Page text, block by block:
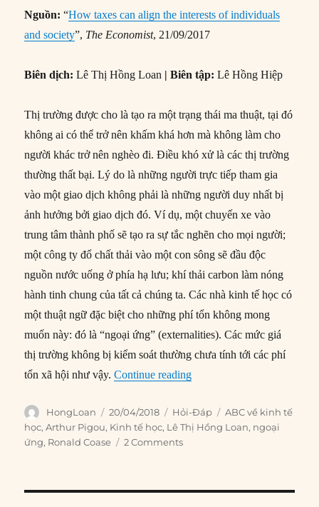
Nguồn: “How taxes can align the interests of individuals
and society”, The Economist, 21/09/2017
Biên dịch:Lê Thị Hồng Loan | Biên tập:Lê Hồng Hiệp
Thị trường được cho là tạo ra một trạng thái ma thuật, tại đó
không ai có thể trở nên khấm khá hơn mà không làm cho
người khác trở nên nghèo đi. Điều khó xử là các thị trường
thường thất bại. Lý do là những người trực tiếp tham gia
vào một giao dịch không phải là những người duy nhất bị
ảnh hưởng bởi giao dịch đó. Ví dụ, một chuyến xe vào
trung tâm thành phố sẽ tạo ra sự tắc nghẽn cho mọi người;
một công ty đổ chất thải vào một con sông sẽ đầu độc
nguồn nước uống ở phía hạ lưu; khí thải carbon làm nóng
hành tinh chung của tất cả chúng ta. Các nhà kinh tế học có
một thuật ngữ đặc biệt cho những phí tổn không mong
muốn này: đó là “ngoại ứng” (externalities). Các mức giá
thị trường không bị kiểm soát thường chưa tính tới các phí
tổn xã hội như vậy.Continue reading“Thuế giúp cân bằng lợi
Author
HongLoan
Posted
on
20/04/2018 Categories
Hỏi-Đáp Tags
ABC về kinh tế
học,Arthur Pigou, Kinh tế học, Lê Thị Hồng Loan, ngoại
ứng, Ronald Coase 2 Comments